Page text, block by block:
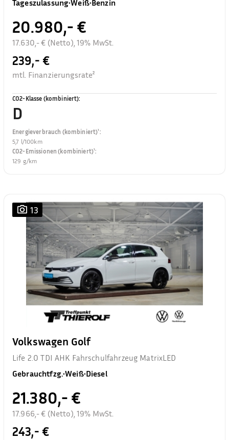
Tageszulassung•Weiß•Benzin
20.980,- €
17.630,- € (Netto), 19% MwSt.
239,- €
mtl. Finanzierungsrate²
CO2-Klasse (kombiniert):
D
Energieverbrauch (kombiniert)¹:
5,7 l/100km
CO2-Emissionen (kombiniert)¹:
129 g/km
13
Volkswagen Golf
Life 2.0 TDI AHK Fahrschulfahrzeug MatrixLED
Gebrauchtfzg.•Weiß•Diesel
21.380,- €
17.966,- € (Netto), 19% MwSt.
243,- €